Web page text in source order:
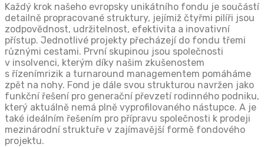
Každý krok našeho evropsky unikátního fondu je součástí
detailně propracované struktury, jejímiž čtyřmi pilíři jsou
zodpovědnost, udržitelnost, efektivita a inovativní
přístup. Jednotlivé projekty přecházejí do fondu třemi
různými cestami. První skupinou jsou společnosti
v insolvenci, kterým díky našim zkušenostem
s řízenímrizik a turnaround managementem pomáháme
zpět na nohy. Fond je dále svou strukturou navržen jako
funkční řešení pro generační převzetí rodinného podniku,
který aktuálně nemá plně vyprofilovaného nástupce. A je
také ideálním řešením pro přípravu společnosti k prodeji
mezinárodní struktuře v zajímavější formě fondového
projektu.